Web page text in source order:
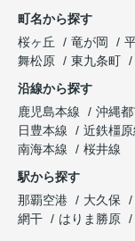
町名から探す
桜ヶ丘
竜が岡
舞松原
東九条町
沿線から探す
鹿児島本線
沖縄
日豊本線
近鉄橿原
南海本線
桜井線
駅から探す
那覇空港
大久保
網干
はりま勝原